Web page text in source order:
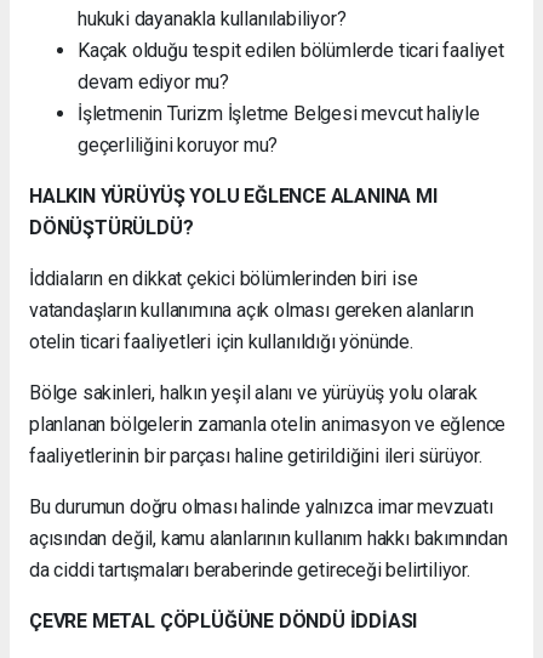
hukuki dayanakla kullanılabiliyor?
Kaçak olduğu tespit edilen bölümlerde ticari faaliyet
devam ediyor mu?
İşletmenin Turizm İşletme Belgesi mevcut haliyle
geçerliliğini koruyor mu?
HALKIN YÜRÜYÜŞ YOLU EĞLENCE ALANINA MI
DÖNÜŞTÜRÜLDÜ?
İddiaların en dikkat çekici bölümlerinden biri ise
vatandaşların kullanımına açık olması gereken alanların
otelin ticari faaliyetleri için kullanıldığı yönünde.
Bölge sakinleri, halkın yeşil alanı ve yürüyüş yolu olarak
planlanan bölgelerin zamanla otelin animasyon ve eğlence
faaliyetlerinin bir parçası haline getirildiğini ileri sürüyor.
Bu durumun doğru olması halinde yalnızca imar mevzuatı
açısından değil, kamu alanlarının kullanım hakkı bakımından
da ciddi tartışmaları beraberinde getireceği belirtiliyor.
ÇEVRE METAL ÇÖPLÜĞÜNE DÖNDÜ İDDİASI